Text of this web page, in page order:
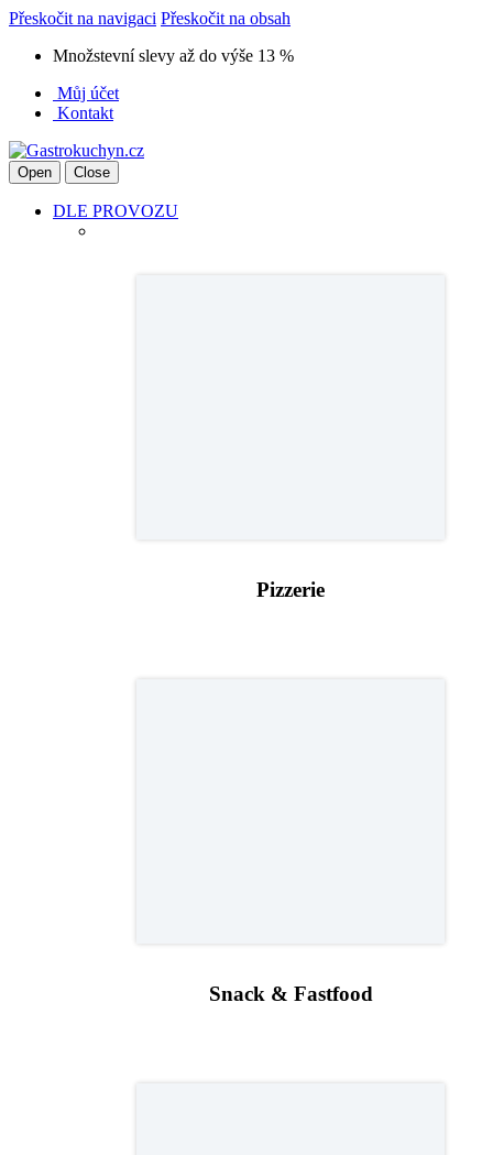
Přeskočit na navigaci Přeskočit na obsah
Množstevní slevy až do výše 13 %
Můj účet
Kontakt
Open Close
DLE PROVOZU
Pizzerie
Snack & Fastfood